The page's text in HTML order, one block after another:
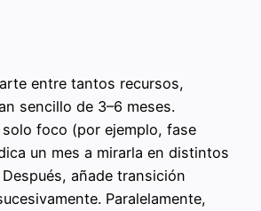
entre tantos recursos,
sencillo de 3–6 meses.
solo foco (por ejemplo, fase
un mes a mirarla en distintos
añade transición
Paralelamente,